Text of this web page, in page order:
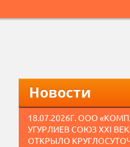
Новости
18.07.2026Г. ООО
УГУРЛИЕВ СОЮЗ XXI
ОТКРЫЛО